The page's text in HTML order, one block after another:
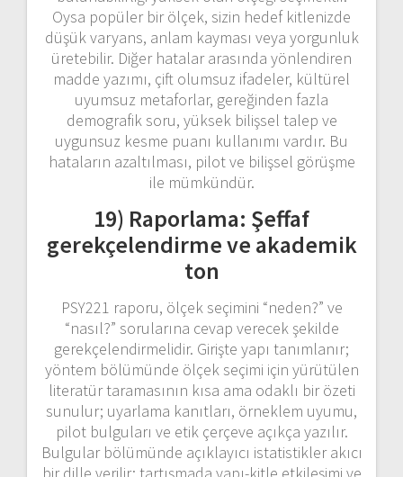
Oysa popüler bir ölçek, sizin hedef kitlenizde
düşük varyans, anlam kayması veya yorgunluk
üretebilir. Diğer hatalar arasında yönlendiren
madde yazımı, çift olumsuz ifadeler, kültürel
uyumsuz metaforlar, gereğinden fazla
demografik soru, yüksek bilişsel talep ve
uygunsuz kesme puanı kullanımı vardır. Bu
hataların azaltılması, pilot ve bilişsel görüşme
ile mümkündür.
19) Raporlama: Şeffaf
gerekçelendirme ve akademik
ton
PSY221 raporu, ölçek seçimini “neden?” ve
“nasıl?” sorularına cevap verecek şekilde
gerekçelendirmelidir. Girişte yapı tanımlanır;
yöntem bölümünde ölçek seçimi için yürütülen
literatür taramasının kısa ama odaklı bir özeti
sunulur; uyarlama kanıtları, örneklem uyumu,
pilot bulguları ve etik çerçeve açıkça yazılır.
Bulgular bölümünde açıklayıcı istatistikler akıcı